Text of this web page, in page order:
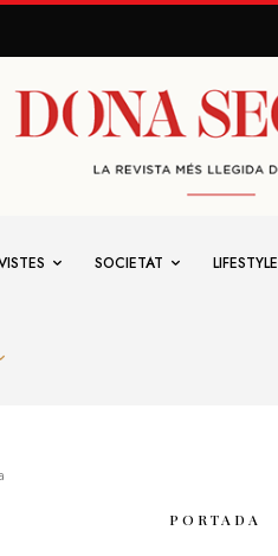
SOCIETAT LIFESTYLE
PORTADA